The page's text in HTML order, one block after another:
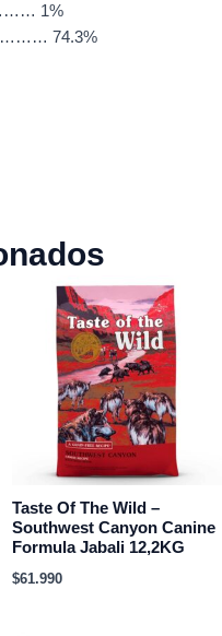
1%
74.3%
Taste Of The Wild –
Southwest Canyon Canine
Formula Jabali 12,2KG
$61.990